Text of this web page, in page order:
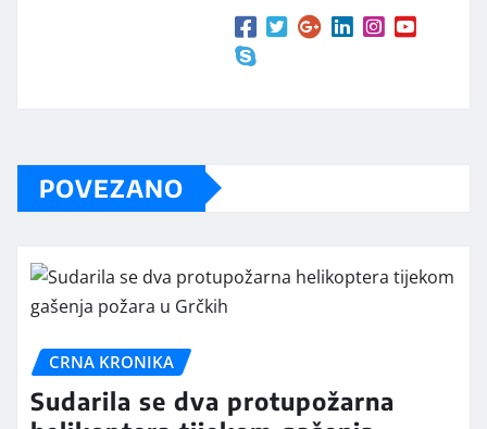
POVEZANO
CRNA KRONIKA
Sudarila se dva protupožarna